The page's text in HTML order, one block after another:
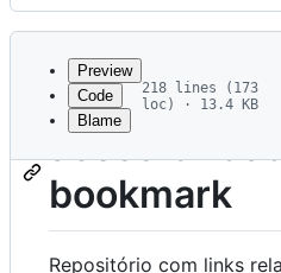
Latest
commit
metadata
and
controls
Preview
Code
Blame
218 lines (173
loc) · 13.4 KB
bookmark
Repositório com links